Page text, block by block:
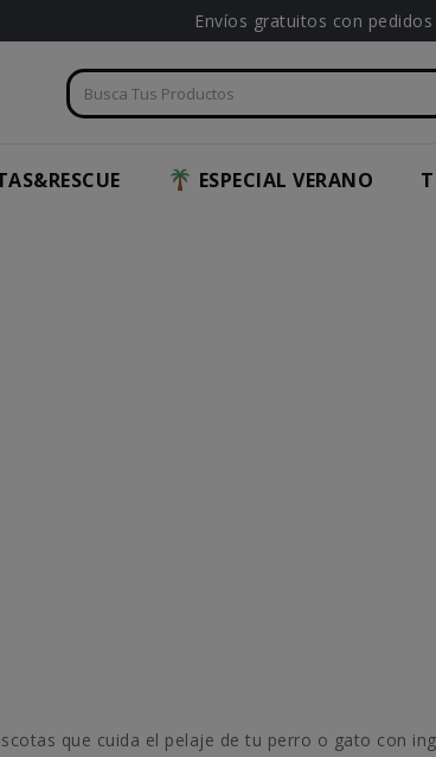
Envíos gratuitos con
ESPECIAL VERANO
que cuida el pelaje de tu perro o gato con